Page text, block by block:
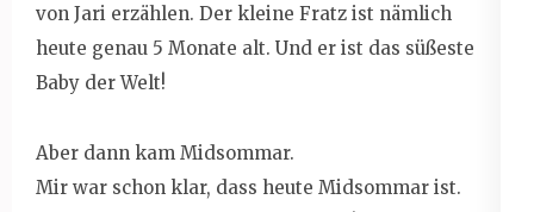
von Jari erzählen. Der kleine Fratz ist nämlich
heute genau 5 Monate alt. Und er ist das süßeste
Baby der Welt!
Aber dann kam Midsommar.
Mir war schon klar, dass heute Midsommar ist.